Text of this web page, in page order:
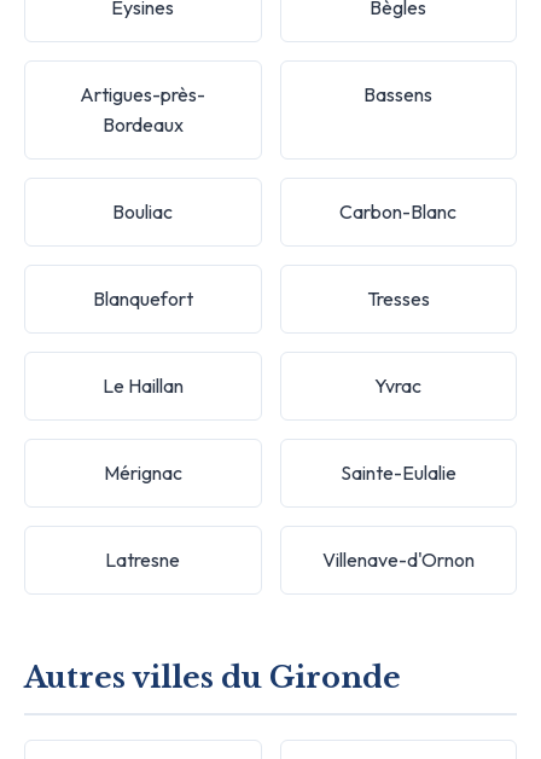
Eysines Bègles
Artigues-près-
Bordeaux
Bassens
Bouliac Carbon-Blanc
Blanquefort Tresses
Le Haillan Yvrac
Mérignac Sainte-Eulalie
Latresne Villenave-d'Ornon
Autres villes du Gironde